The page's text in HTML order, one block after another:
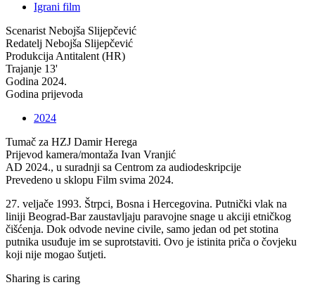
Igrani film
Scenarist Nebojša Slijepčević
Redatelj Nebojša Slijepčević
Produkcija Antitalent (HR)
Trajanje 13'
Godina 2024.
Godina prijevoda
2024
Tumač za HZJ Damir Herega
Prijevod kamera/montaža Ivan Vranjić
AD 2024., u suradnji sa Centrom za audiodeskripcije
Prevedeno u sklopu Film svima 2024.
27. veljače 1993. Štrpci, Bosna i Hercegovina. Putnički vlak na
liniji Beograd-Bar zaustavljaju paravojne snage u akciji etničkog
čišćenja. Dok odvode nevine civile, samo jedan od pet stotina
putnika usuđuje im se suprotstaviti. Ovo je istinita priča o čovjeku
koji nije mogao šutjeti.
Sharing is caring